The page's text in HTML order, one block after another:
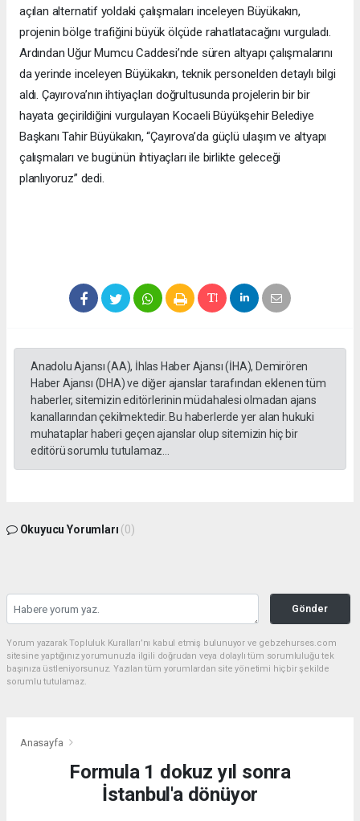
açılan alternatif yoldaki çalışmaları inceleyen Büyükakın,
projenin bölge trafiğini büyük ölçüde rahatlatacağını vurguladı.
Ardından Uğur Mumcu Caddesi’nde süren altyapı çalışmalarını
da yerinde inceleyen Büyükakın, teknik personelden detaylı bilgi
aldı. Çayırova’nın ihtiyaçları doğrultusunda projelerin bir bir
hayata geçirildiğini vurgulayan Kocaeli Büyükşehir Belediye
Başkanı Tahir Büyükakın, “Çayırova’da güçlü ulaşım ve altyapı
çalışmaları ve bugünün ihtiyaçları ile birlikte geleceği
planlıyoruz” dedi.
Anadolu Ajansı (AA), İhlas Haber Ajansı (İHA), Demirören
Haber Ajansı (DHA) ve diğer ajanslar tarafından eklenen tüm
haberler, sitemizin editörlerinin müdahalesi olmadan ajans
kanallarından çekilmektedir. Bu haberlerde yer alan hukuki
muhataplar haberi geçen ajanslar olup sitemizin hiç bir
editörü sorumlu tutulamaz...
Okuyucu Yorumları (0)
Gönder
Yorum yazarak Topluluk Kuralları’nı kabul etmiş bulunuyor ve gebzehurses.com
sitesine yaptığınız yorumunuzla ilgili doğrudan veya dolaylı tüm sorumluluğu tek
başınıza üstleniyorsunuz. Yazılan tüm yorumlardan site yönetimi hiçbir şekilde
sorumlu tutulamaz.
Anasayfa
Formula 1 dokuz yıl sonra
İstanbul'a dönüyor